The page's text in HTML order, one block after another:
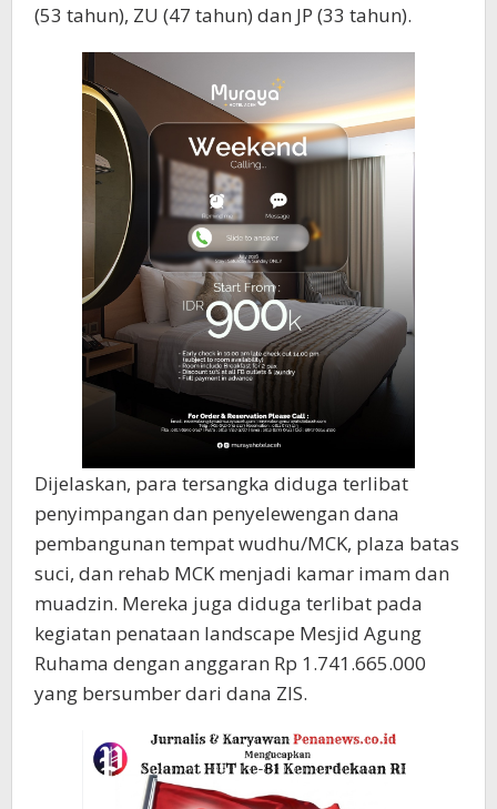
(53 tahun), ZU (47 tahun) dan JP (33 tahun).
Dijelaskan, para tersangka diduga terlibat
penyimpangan dan penyelewengan dana
pembangunan tempat wudhu/MCK, plaza batas
suci, dan rehab MCK menjadi kamar imam dan
muadzin. Mereka juga diduga terlibat pada
kegiatan penataan landscape Mesjid Agung
Ruhama dengan anggaran Rp 1.741.665.000
yang bersumber dari dana ZIS.